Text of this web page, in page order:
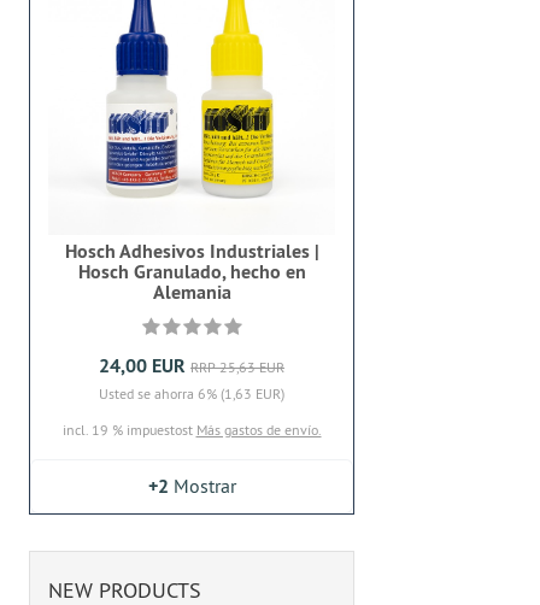
Hosch Adhesivos Industriales |
Hosch Granulado, hecho en
Alemania
24,00 EUR RRP 25,63 EUR
Usted se ahorra 6% (1,63 EUR)
incl. 19 % impuestost Más gastos de envío.
+2 Mostrar
NEW PRODUCTS